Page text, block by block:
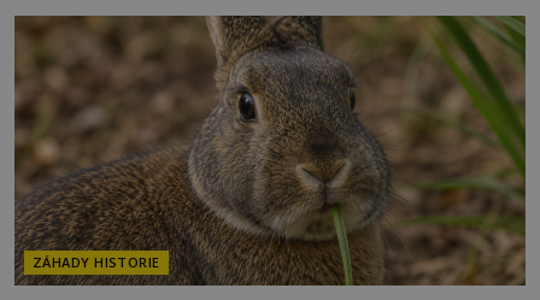
ztracených technologiích či tajemných
materiálech. Moderní metalurgie však ukazuje, že
skutečné vysvětlení je ješt
ZÁHADY HISTORIE